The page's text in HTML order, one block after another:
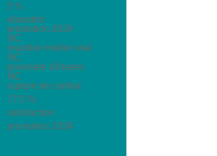
5 %
abandon
promotion 2024
NC
insertion métier visé
NC
poursuite d'études
NC
rupture de contrat
77.5 %
satisfaction
promotion 2024